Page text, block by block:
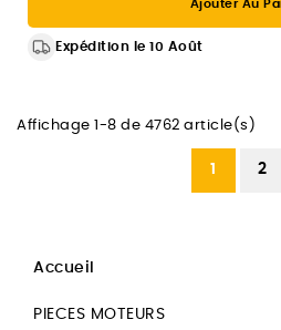
Ajouter Au
Expédition le 10 Août
Affichage 1-8 de 4762 article(s)
1 2
Accueil
PIECES MOTEURS